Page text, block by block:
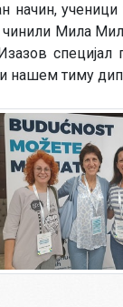
ученици
чинили Мила
нашем тиму